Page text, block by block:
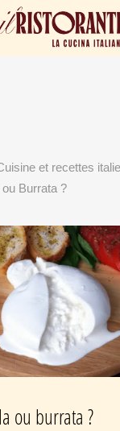
et recettes
Burrata ?
ou burrata ?